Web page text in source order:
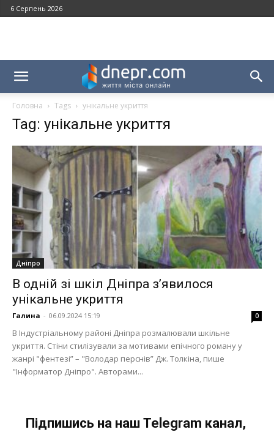
6 Серпень 2026
Головна Tags унікальне укриття
Tag: унікальне укриття
Дніпро
В одній зі шкіл Дніпра з’явилося
унікальне укриття
Галина - 06.09.2024 15:19 0
В Індустріальному районі Дніпра розмалювали шкільне
укриття. Стіни стилізували за мотивами епічного роману у
жанрі "фентезі” – "Володар перснів” Дж. Толкіна, пише
"Інформатор Дніпро". Авторами...
Підпишись на наш Telegram канал,